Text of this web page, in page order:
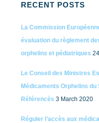
RECENT POSTS
La Commission
évaluation du règlement
orphelins et pédiatriques
Le Conseil des Ministres
Médicaments Orphelins
Référencés 3 March 2020
Réguler l’accès aux